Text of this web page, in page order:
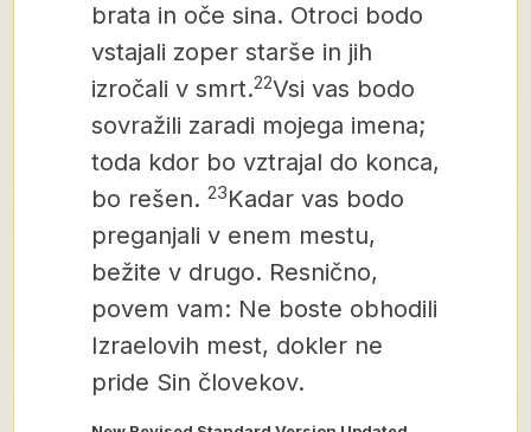
brata in oče sina. Otroci bodo
vstajali zoper starše in jih
izročali v smrt.22Vsi vas bodo
sovražili zaradi mojega imena;
toda kdor bo vztrajal do konca,
bo rešen. 23Kadar vas bodo
preganjali v enem mestu,
bežite v drugo. Resnično,
povem vam: Ne boste obhodili
Izraelovih mest, dokler ne
pride Sin človekov.